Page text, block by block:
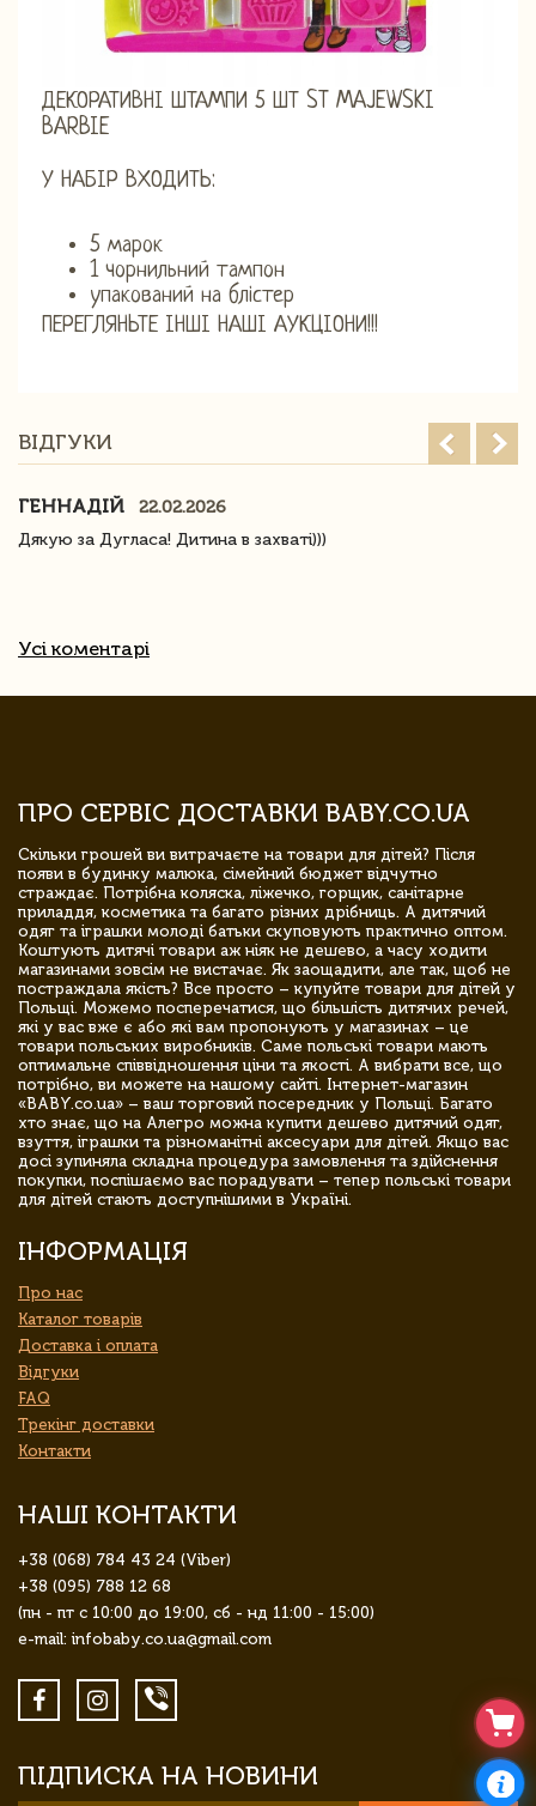
ДЕКОРАТИВНІ ШТАМПИ 5 ШТ ST MAJEWSKI
BARBIE
У НАБІР ВХОДИТЬ:
5 марок
1 чорнильний тампон
упакований на блістер
ПЕРЕГЛЯНЬТЕ ІНШІ НАШІ АУКЦІОНИ!!!
ВІДГУКИ
ГЕННАДІЙ
22.02.2026
Дякую за Дугласа! Дитина в захваті)))
Усі коментарі
ПРО СЕРВІС ДОСТАВКИ BABY.CO.UA
Скільки грошей ви витрачаєте на товари для дітей? Після
появи в будинку малюка, сімейний бюджет відчутно
страждає. Потрібна коляска, ліжечко, горщик, санітарне
приладдя, косметика та багато різних дрібниць. А дитячий
одяг та іграшки молоді батьки скуповують практично оптом.
Коштують дитячі товари аж ніяк не дешево, а часу ходити
магазинами зовсім не вистачає. Як заощадити, але так, щоб не
постраждала якість? Все просто – купуйте товари для дітей у
Польщі. Можемо посперечатися, що більшість дитячих речей,
які у вас вже є або які вам пропонують у магазинах – це
товари польських виробників. Саме польські товари мають
оптимальне співвідношення ціни та якості. А вибрати все, що
потрібно, ви можете на нашому сайті. Інтернет-магазин
«BABY.co.ua» – ваш торговий посередник у Польщі. Багато
хто знає, що на Алегро можна купити дешево дитячий одяг,
взуття, іграшки та різноманітні аксесуари для дітей. Якщо вас
досі зупиняла складна процедура замовлення та здійснення
покупки, поспішаємо вас порадувати – тепер польські товари
для дітей стають доступнішими в Україні.
ІНФОРМАЦІЯ
Про нас
Каталог товарів
Доставка і оплата
Відгуки
FAQ
Трекінг доставки
Контакти
НАШІ КОНТАКТИ
+38 (068) 784 43 24 (Viber)
+38 (095) 788 12 68
(пн - пт с 10:00 до 19:00, сб - нд 11:00 - 15:00)
e-mail: infobaby.co.ua@gmail.com
ПІДПИСКА НА НОВИНИ